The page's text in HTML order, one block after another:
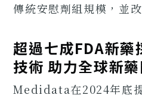
傳統安慰劑組規模，並
超過七成FDA新
技術 助力全球新
Medidata在2024年底